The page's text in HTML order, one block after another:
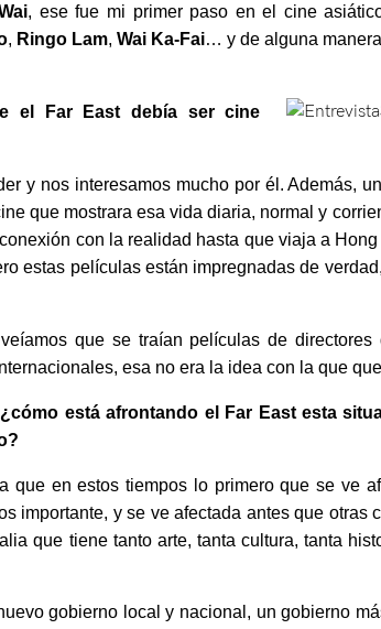
, ese fue mi primer paso en el cine
, Ringo Lam,Wai Ka-Fai… y de alguna
el Far East debía ser cine
y nos interesamos mucho por él. Además,
que mostrara esa vida diaria, normal y
con la realidad hasta que viaja a
estas películas están impregnadas de
que se traían películas de
esa no era la idea con la que
está afrontando el Far East esta
que en estos tiempos lo primero que se ve
importante, y se ve afectada antes que otras
que tiene tanto arte, tanta cultura, tanta
gobierno local y nacional, un gobierno